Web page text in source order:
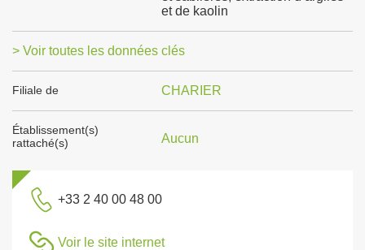
et de kaolin
> Voir toutes les données clés
Filiale de CHARIER
Établissement(s)
rattaché(s)
Aucun
+33 2 40 00 48 00
Voir le site internet